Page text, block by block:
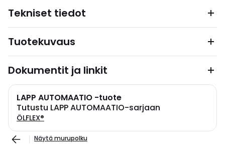
Tekniset tiedot
Tuotekuvaus
Dokumentit ja linkit
LAPP AUTOMAATIO -tuote
Tutustu LAPP AUTOMAATIO-sarjaan
ÖLFLEX®
Näytä murupolku